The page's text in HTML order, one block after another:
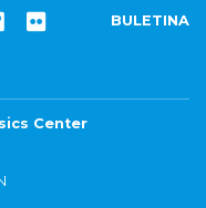
BULETINA
Center